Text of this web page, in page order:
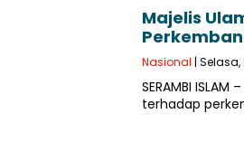
Majelis
Nasional | Selasa,
SERAMBI
terhadap